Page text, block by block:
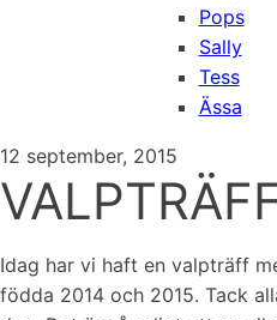
Pops
Sally
Tess
Ässa
12 september, 2015
Idag har vi haft en valpträff
födda 2014 och 2015. Tack